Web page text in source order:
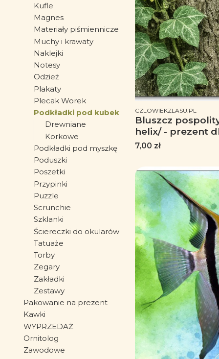
Kufle
Magnes
Materiały piśmiennicze
Muchy i krawaty
Naklejki
Notesy
Odzież
Plakaty
Plecak Worek
Podkładki pod kubek
Drewniane
Korkowe
Podkładki pod myszkę
Poduszki
Poszetki
Przypinki
Puzzle
Scrunchie
Szklanki
Ściereczki do okularów
Tatuaże
Torby
Zegary
Zakładki
Zestawy
Pakowanie na prezent
Kawki
WYPRZEDAŻ
Ornitolog
Zawodowe
PRODUCENT
CZLOWIEKZLASU.PL
Bluszcz
helix/ - prezent
prezent dla
Cena
7,00 zł